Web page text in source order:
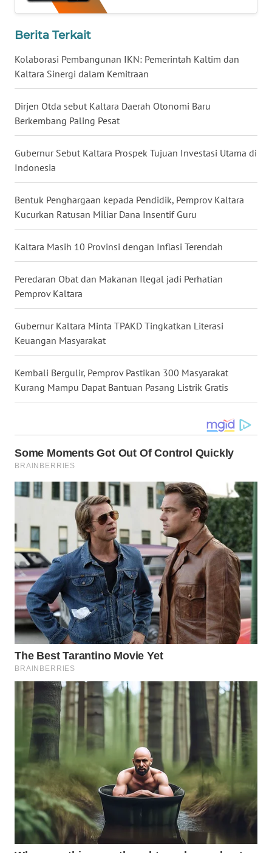
Berita Terkait
Kolaborasi Pembangunan IKN: Pemerintah Kaltim dan
Kaltara Sinergi dalam Kemitraan
Dirjen Otda sebut Kaltara Daerah Otonomi Baru
Berkembang Paling Pesat
Gubernur Sebut Kaltara Prospek Tujuan Investasi Utama di
Indonesia
Bentuk Penghargaan kepada Pendidik, Pemprov Kaltara
Kucurkan Ratusan Miliar Dana Insentif Guru
Kaltara Masih 10 Provinsi dengan Inflasi Terendah
Peredaran Obat dan Makanan Ilegal jadi Perhatian
Pemprov Kaltara
Gubernur Kaltara Minta TPAKD Tingkatkan Literasi
Keuangan Masyarakat
Kembali Bergulir, Pemprov Pastikan 300 Masyarakat
Kurang Mampu Dapat Bantuan Pasang Listrik Gratis
WN
SELATAN
WN
TANJUNG
LESUNG
KARO
SIMALUNGUN
LABUHANBATU
WN
TAPANULI
TENGAH
WN DELI
SERDANG
WN
PAKPAK
WN
KARAWANG
WN
BEKASI
WN
BOGOR
WN
DEPOK
WN
TAPANULI
UTARA
WN
SAMOSIR
WN
PADANG
LAWAS
WN
SUMEDANG